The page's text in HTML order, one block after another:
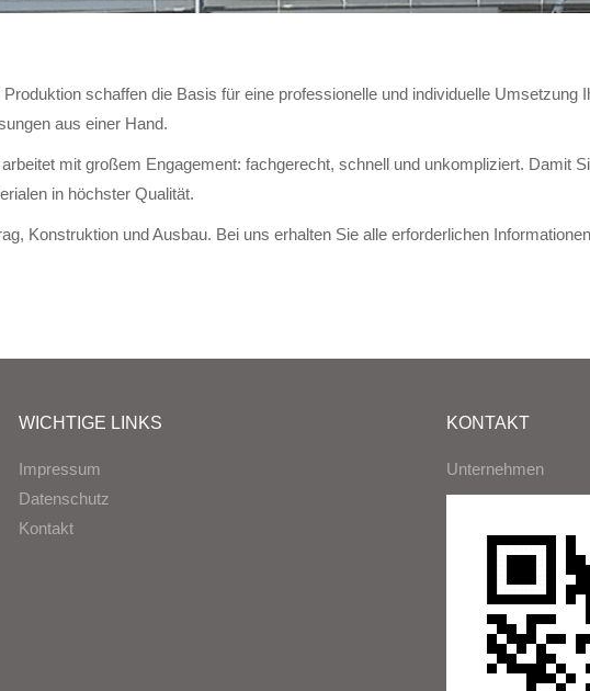
schaffen die Basis für eine professionelle und individuelle Umsetzung
aus einer Hand.
mit großem Engagement: fachgerecht, schnell und unkompliziert. Damit
in höchster Qualität.
Konstruktion und Ausbau. Bei uns erhalten Sie alle erforderlichen
WICHTIGE LINKS
Impressum
Datenschutz
Kontakt
KONTAKT
Unternehmen